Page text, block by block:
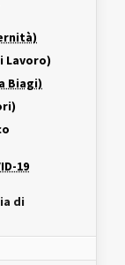
Lavoro)
Biagi)
19
di